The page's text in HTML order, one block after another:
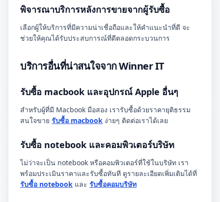
พิจารณาบริการหลังการขายจากผู้รับซื้อ
เลือกผู้ให้บริการที่มีความน่าเชื่อถือและให้คำแนะนำที่ดี จะ
ช่วยให้คุณได้รับประสบการณ์ที่ดีตลอดกระบวนการ
บริการอื่นที่น่าสนใจจาก Winner IT
รับซื้อ macbook และอุปกรณ์ Apple อื่นๆ
สำหรับผู้ที่มี Macbook มือสอง เรารับซื้อด้วยราคายุติธรรม
สนใจขาย รับซื้อ macbook ง่ายๆ ติดต่อเราได้เลย
รับซื้อ notebook และคอมพิวเตอร์บริษัท
ไม่ว่าจะเป็น notebook หรือคอมพิวเตอร์ที่ใช้ในบริษัท เรา
พร้อมประเมินราคาและรับซื้อทันที ดูรายละเอียดเพิ่มเติมได้ที่
รับซื้อ notebook และ รับซื้อคอมบริษัท